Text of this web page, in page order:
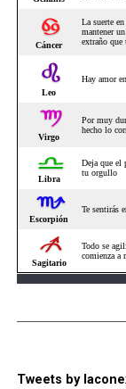
Tweets by